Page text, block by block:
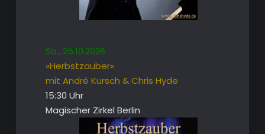
So., 25.10.2026
»Herbstzauber«
mit André Kursch & Chris Hyde
15:30 Uhr
Magischer Zirkel Berlin